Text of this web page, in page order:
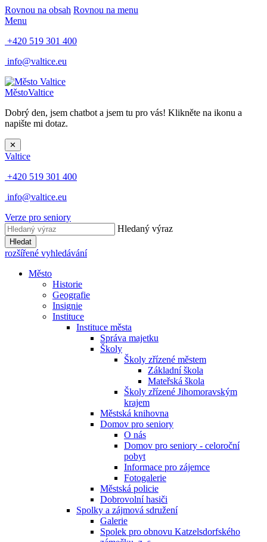
Rovnou na obsah Rovnou na menu
Menu
+420 519 301 400
info@valtice.eu
MěstoValtice
Dobrý den, jsem chatbot a jsem tu pro vás! Klikněte na ikonu a
napište mi dotaz.
✕
Valtice
+420 519 301 400
info@valtice.eu
Verze pro seniory
Hledaný výraz
Hledat
rozšířené vyhledávání
Město
Historie
Geografie
Insignie
Instituce
Instituce města
Správa majetku
Školy
Školy zřízené městem
Základní škola
Mateřská škola
Školy zřízené Jihomoravským
krajem
Městská knihovna
Domov pro seniory
O nás
Domov pro seniory - celoroční
pobyt
Informace pro zájemce
Fotogalerie
Městská policie
Dobrovolní hasiči
Spolky a zájmová sdružení
Galerie
Spolek pro obnovu Katzelsdorfského